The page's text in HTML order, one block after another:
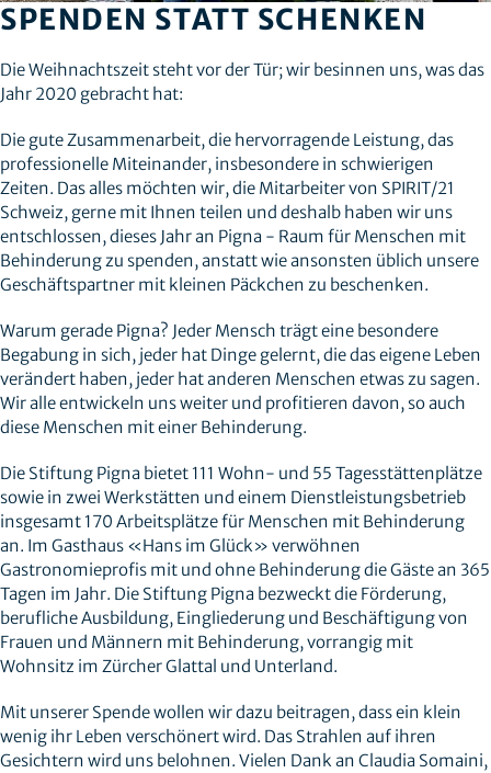
SPENDEN STATT SCHENKEN
Die Weihnachtszeit steht vor der Tür; wir besinnen uns, was das
Jahr 2020 gebracht hat:
Die gute Zusammenarbeit, die hervorragende Leistung, das
professionelle Miteinander, insbesondere in schwierigen
Zeiten. Das alles möchten wir, die Mitarbeiter von SPIRIT/21
Schweiz, gerne mit Ihnen teilen und deshalb haben wir uns
entschlossen, dieses Jahr an Pigna - Raum für Menschen mit
Behinderung zu spenden, anstatt wie ansonsten üblich unsere
Geschäftspartner mit kleinen Päckchen zu beschenken.
Warum gerade Pigna? Jeder Mensch trägt eine besondere
Begabung in sich, jeder hat Dinge gelernt, die das eigene Leben
verändert haben, jeder hat anderen Menschen etwas zu sagen.
Wir alle entwickeln uns weiter und profitieren davon, so auch
diese Menschen mit einer Behinderung.
Die Stiftung Pigna bietet 111 Wohn- und 55 Tagesstättenplätze
sowie in zwei Werkstätten und einem Dienstleistungsbetrieb
insgesamt 170 Arbeitsplätze für Menschen mit Behinderung
an. Im Gasthaus «Hans im Glück» verwöhnen
Gastronomieprofis mit und ohne Behinderung die Gäste an 365
Tagen im Jahr. Die Stiftung Pigna bezweckt die Förderung,
berufliche Ausbildung, Eingliederung und Beschäftigung von
Frauen und Männern mit Behinderung, vorrangig mit
Wohnsitz im Zürcher Glattal und Unterland.
Mit unserer Spende wollen wir dazu beitragen, dass ein klein
wenig ihr Leben verschönert wird. Das Strahlen auf ihren
Gesichtern wird uns belohnen. Vielen Dank an Claudia Somaini,